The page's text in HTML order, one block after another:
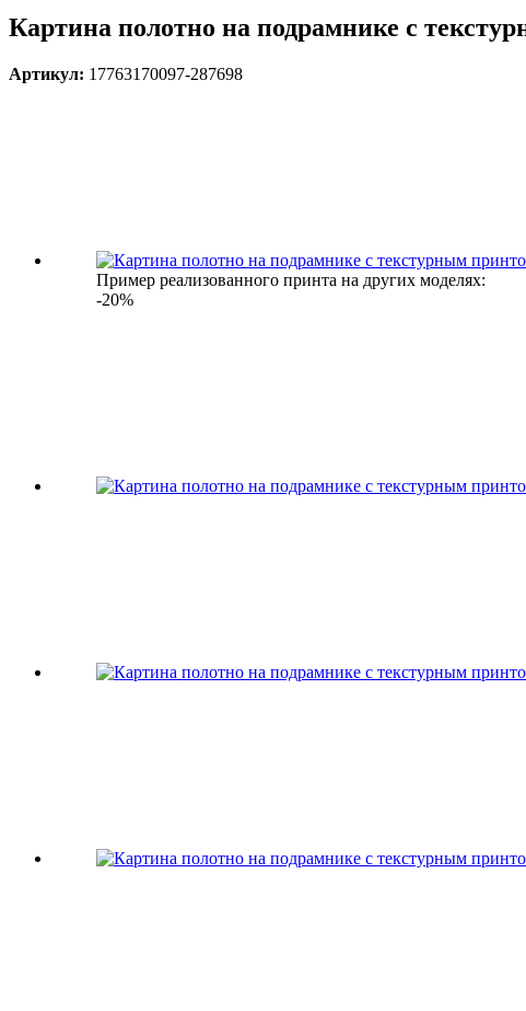
Картина полотно на подрамнике с
Артикул: 17763170097-287698
Пример реализованного принта на других моделях:
-20%